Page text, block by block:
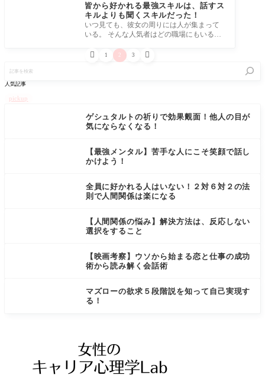
皆から好かれる最強スキルは、話すス
キルよりも聞くスキルだった！
いつ見ても、彼女の周りには人が集まって
いる。 そんな人気者はどの職場にもいるで
由を
 1 2 3 
を
検
人気記事
pickup
ゲシュタルトの祈りで効果覿面！他人の目が
気にならなくなる！
【最強メンタル】苦手な人にこそ笑顔で話し
かけよう！
全員に好かれる人はいない！２対６対２の法
則で人間関係は楽になる
【人間関係の悩み】解決方法は、反応しない
選択をすること
【映画考察】ウソから始まる恋と仕事の成功
術から読み解く会話術
マズローの欲求５段階説を知って自己実現す
る！